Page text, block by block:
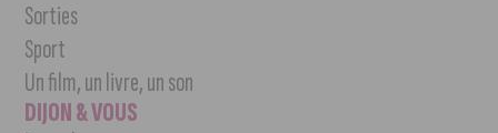
Sorties
Sport
Un film, un livre, un son
DIJON & VOUS